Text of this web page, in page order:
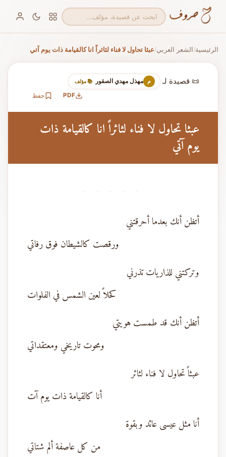
الرئيسية/الشعر العربي/عبثا تحاول لا فناء لثائراً انا كالقيامة ذات يوم آتي
📜 قصيدة لـ م مهذل مهدي الصقور 📚 مؤلف
PDF حفظ
عبثا تحاول لا فناء لثائراً انا كالقيامة ذات
يوم آتي
· · · · ·
أتظن أنك بعدما أحرقتني
ورقصت كالشيطان فوق رفاتي
وتركتني للذاريات تذرني
كحلاً لعين الشمس في الفلوات
أتظن أنك قد طمست هويتي
ومحوت تاريخي ومعتقداتي
عبثاً تحاول لا فناء لثائر
أنا كالقيامة ذات يوم آت
أنا مثل عيسى عائد وبقوة
من كل عاصفة ألم شتاتي